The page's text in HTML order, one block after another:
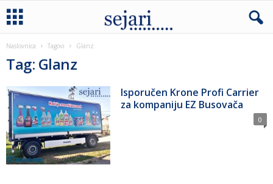
Naslovnica Tagovi Glanz
Tag: Glanz
Isporučen Krone Profi Carrier
za kompaniju EZ Busovača
0